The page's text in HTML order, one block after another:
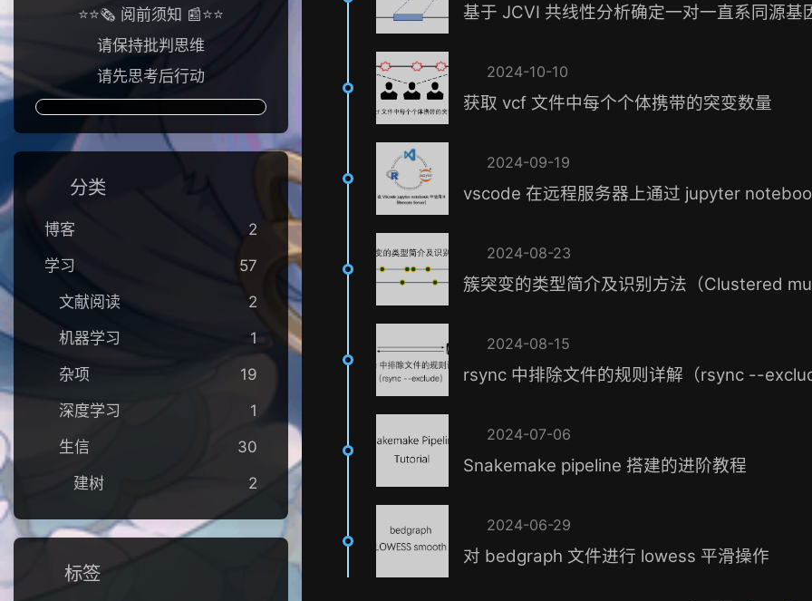
基于 JCVI 共线性分析确定一对一直系同源基
2024-10-10
获取 vcf 文件中每个个体携带的突变数量
2024-09-19
vscode 在远程服务器上通过 jupyter
2024-08-23
簇突变的类型简介及识别方法（Clustered
2024-08-15
rsync 中排除文件的规则详解（rsync --
2024-07-06
Snakemake pipeline 搭建的进阶教程
2024-06-29
对 bedgraph 文件进行 lowess 平滑操作
⭐⭐🗞️ 阅前须知 📰⭐⭐
请保持批判思维
请先思考后行动
分类
博客
2
学习
57
文献阅读
2
机器学习
1
杂项
19
深度学习
1
生信
30
建树
2
标签